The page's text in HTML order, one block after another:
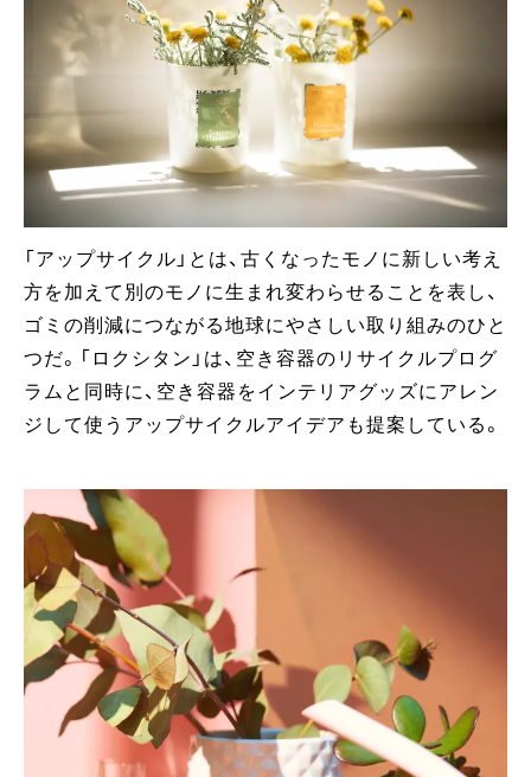
「アップサイクル」とは、古くなったモノに新しい考え
方を加えて別のモノに生まれ変わらせることを表し、
ゴミの削減につながる地球にやさしい取り組みのひと
つだ。「ロクシタン」は、空き容器のリサイクルプログ
ラムと同時に、空き容器をインテリアグッズにアレン
ジして使うアップサイクルアイデアも提案している。